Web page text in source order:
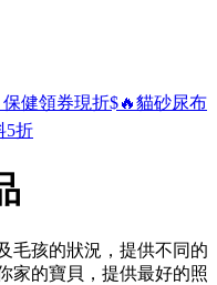
保健領券現折$🔥貓砂尿布
5折
毛孩的狀況，提供不同的
家的寶貝，提供最好的照